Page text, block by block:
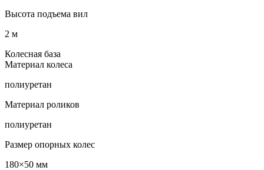
Высота подъема вил
2 м
Колесная база
Материал колеса
полиуретан
Материал роликов
полиуретан
Размер опорных колес
180×50 мм